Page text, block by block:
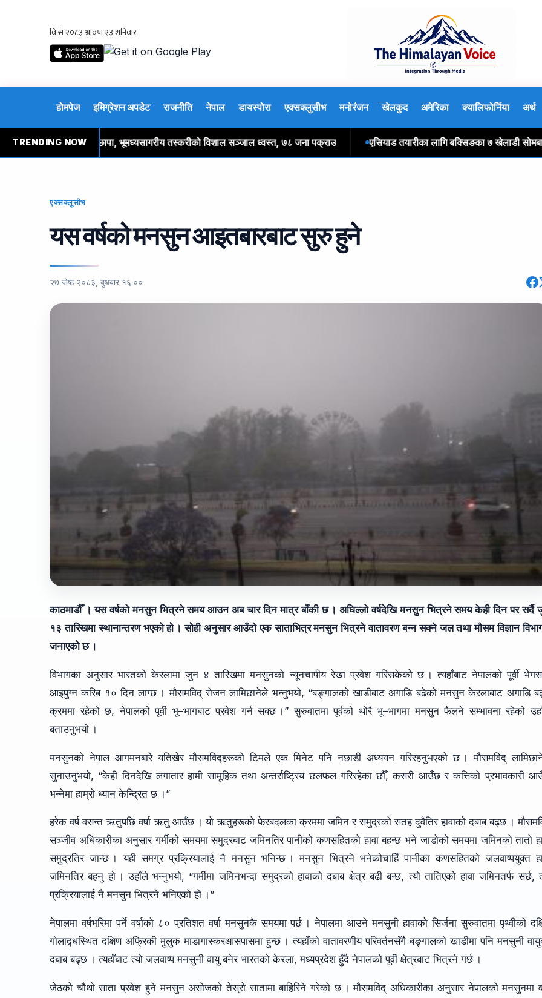
होमपेज इमिग्रेशन अपडेट राजनीति नेपाल डायस्पोरा एक्सक्लुसीभ मनोरंजन खेलकुद अमेरिका क्यालिफोर्निया अर्थ
TRENDING NOW
नेतृत्वको प्रहरीको छापा, भूमध्यसागरीय तस्करीको विशाल सञ्जाल ध्वस्त, ७८ जना पक्राउ एसियाड तयारीका लागि बक्सिङका ७ खेलाडी सोमबार
एक्सक्लुसीभ
यस वर्षको मनसुन आइतबारबाट सुरु हुने
२७ जेष्ठ २०८३, बुधबार १६:००
काठमाडौँ । यस वर्षको मनसुन भित्रने समय आउन अब चार दिन मात्र बाँकी छ । अघिल्लो वर्षदेखि मनसुन भित्रने समय केही दिन पर सर्दै
१३ तारिखमा स्थानान्तरण भएको हो । सोही अनुसार आउँदो एक साताभित्र मनसुन भित्रने वातावरण बन्न सक्ने जल तथा मौसम विज्ञान
जनाएको छ ।
विभागका अनुसार भारतको केरलामा जुन ४ तारिखमा मनसुनको न्यूनचापीय रेखा प्रवेश गरिसकेको छ । त्यहाँबाट नेपालको पूर्वी
आइपुग्न करिब १० दिन लाग्छ । मौसमविद् रोजन लामिछानेले भन्नुभयो, “बङ्गालको खाडीबाट अगाडि बढेको मनसुन केरलाबाट अगाडि
क्रममा रहेको छ, नेपालको पूर्वी भू–भागबाट प्रवेश गर्न सक्छ ।” सुरुवातमा पूर्वको थोरै भू–भागमा मनसुन फैलने सम्भावना रहेको
बताउनुभयो ।
मनसुनको नेपाल आगमनबारे यतिखेर मौसमविद्हरूको टिमले एक मिनेट पनि नछाडी अध्ययन गरिरहनुभएको छ । मौसमविद्
सुनाउनुभयो, “केही दिनदेखि लगातार हामी सामूहिक तथा अन्तर्राष्ट्रिय छलफल गरिरहेका छौँ, कसरी आउँछ र कत्तिको प्रभावकारी
भन्नेमा हाम्रो ध्यान केन्द्रित छ ।”
हरेक वर्ष वसन्त ऋतुपछि वर्षा ऋतु आउँछ । यो ऋतुहरूको फेरबदलका क्रममा जमिन र समुद्रको सतह दुवैतिर हावाको दबाब बढ्छ ।
सञ्जीव अधिकारीका अनुसार गर्मीको समयमा समुद्रबाट जमिनतिर पानीको कणसहितको हावा बहन्छ भने जाडोको समयमा जमिनको तातो
समुद्रतिर जान्छ । यही समग्र प्रक्रियालाई नै मनसुन भनिन्छ । मनसुन भित्रने भनेकोचाहिँ पानीका कणसहितको जलवाष्पयुक्त
जमिनतिर बहनु हो । उहाँले भन्नुभयो, “गर्मीमा जमिनभन्दा समुद्रको हावाको दबाब क्षेत्र बढी बन्छ, त्यो तातिएको हावा जमिनतर्फ सर्छ,
प्रक्रियालाई नै मनसुन भित्रने भनिएको हो ।”
नेपालमा वर्षभरिमा पर्ने वर्षाको ८० प्रतिशत वर्षा मनसुनकै समयमा पर्छ । नेपालमा आउने मनसुनी हावाको सिर्जना सुरुवातमा पृथ्वीको
गोलाद्र्धस्थित दक्षिण अफ्रिकी मुलुक माडागास्करआसपासमा हुन्छ । त्यहाँको वातावरणीय परिवर्तनसँगै बङ्गालको खाडीमा पनि मनसुनी
दबाब बढ्छ । त्यहाँबाट त्यो जलवाष्प मनसुनी वायु बनेर भारतको केरला, मध्यप्रदेश हुँदै नेपालको पूर्वी क्षेत्रबाट भित्रने गर्छ ।
जेठको चौथो साता प्रवेश हुने मनसुन असोजको तेस्रो सातामा बाहिरिने गरेको छ । मौसमविद् अधिकारीका अनुसार नेपालको मनसुनमा